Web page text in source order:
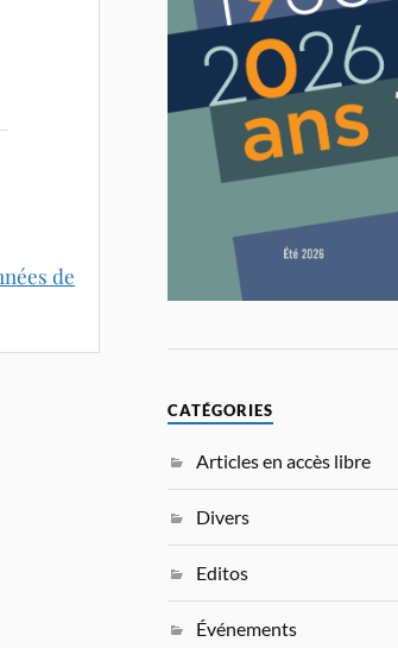
de
CATÉGORIES
Articles en accès libre
Divers
Editos
Événements